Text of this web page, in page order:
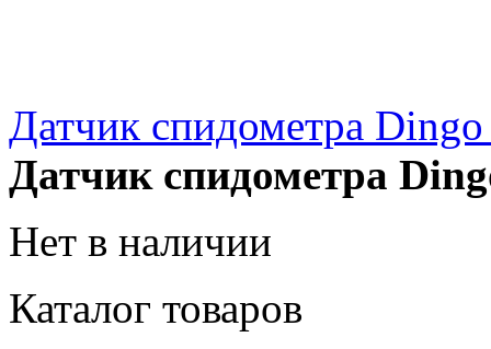
Датчик спидометра
Датчик спидометра
Нет в наличии
Каталог товаров